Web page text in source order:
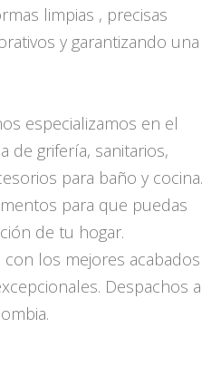
limpias , precisas
y garantizando una
especializamos en el
de grifería, sanitarios,
para baño y cocina.
para que puedas
de tu hogar.
los mejores acabados
Despachos a